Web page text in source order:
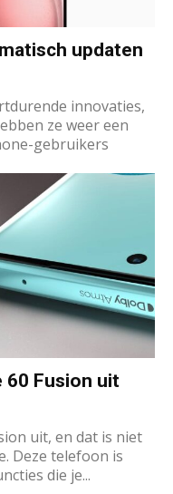
updaten
innovaties,
ze weer een
gebruikers
60 Fusion uit
uit, en dat is niet
Deze telefoon is
die je...